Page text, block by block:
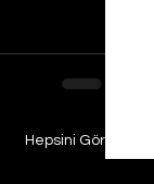
Hepsini Gör